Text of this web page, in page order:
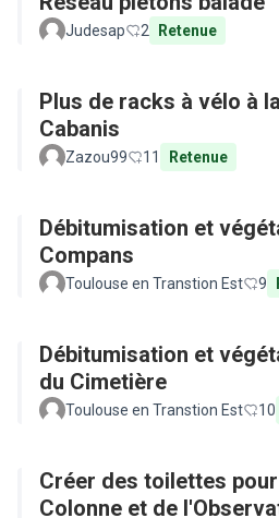
Judesap 2 Retenue
Plus de racks à vélo à
Cabanis
Zazou99 11 Retenue
Débitumisation et
Compans
Toulouse en Transtion Est 9
Débitumisation et
du Cimetière
Toulouse en Transtion Est 10
Créer des toilettes
Colonne et de